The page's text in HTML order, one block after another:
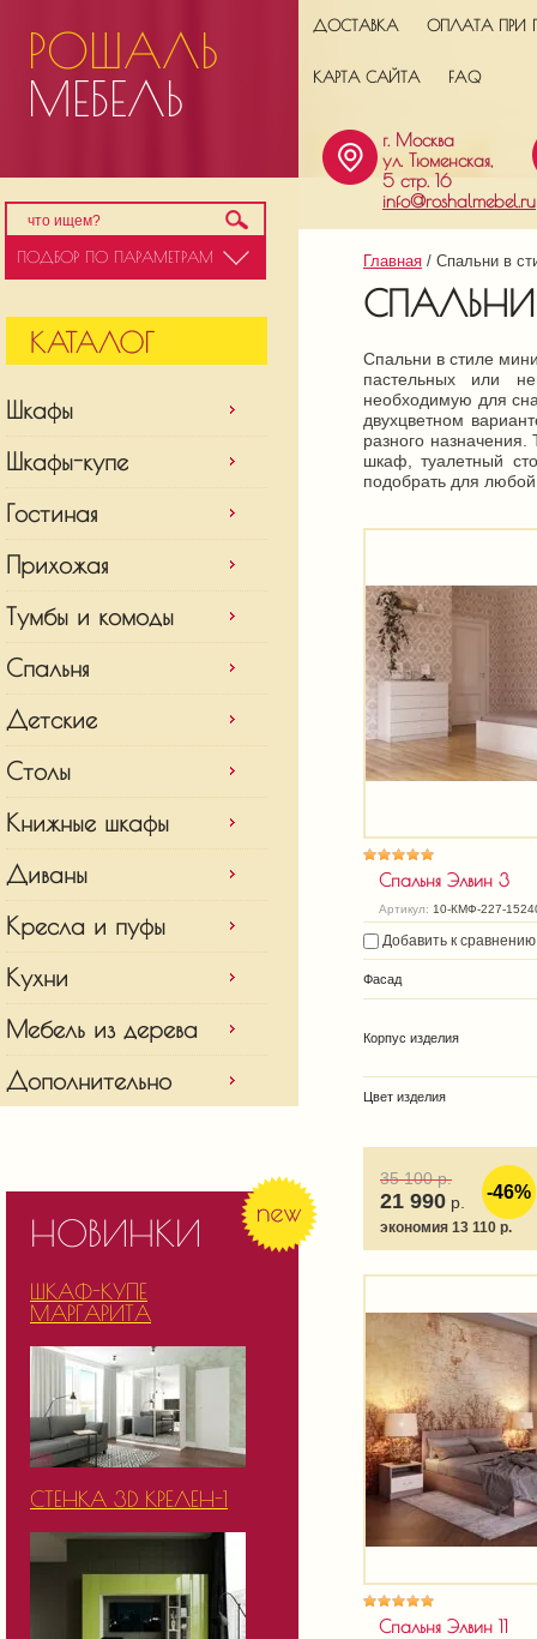
РОШАЛЬ
МЕБЕЛЬ
ПОДБОР ПО ПАРАМЕТРАМ
Шкафы
Шкафы-купе
Гостиная
Прихожая
Тумбы и комоды
Спальня
Детские
Столы
Книжные шкафы
Диваны
Кресла и пуфы
Кухни
Мебель из дерева
Дополнительно
НОВИНКИ
ШКАФ-КУПЕ
МАРГАРИТА
СТЕНКА 3D КРЕЛЕН-1
ДОСТАВКА ОПЛАТА ПРИ
КАРТА САЙТА FAQ
г. Москва
ул. Тюменская,
5 стр. 16
info@roshalmebel.ru
Главная / Спальни в
Спальни в стиле
пастельных или
необходимую для
двухцветном
разного
шкаф, туалетный
подобрать для
Спальня Элвин 3
Артикул: 10-КМФ-227-
Добавить к сравнению
Фасад
Корпус изделия
Цвет изделия
-46%
35 100р.
21 990 р.
экономия 13 110 р.
Спальня Элвин 11